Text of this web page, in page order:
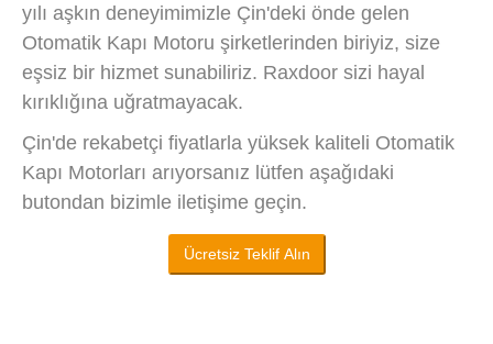
yılı aşkın deneyimimizle Çin'deki önde gelen
Otomatik Kapı Motoru şirketlerinden biriyiz, size
eşsiz bir hizmet sunabiliriz. Raxdoor sizi hayal
kırıklığına uğratmayacak.
Çin'de rekabetçi fiyatlarla yüksek kaliteli Otomatik
Kapı Motorları arıyorsanız lütfen aşağıdaki
butondan bizimle iletişime geçin.
Ücretsiz Teklif Alın